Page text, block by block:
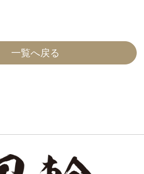
一覧へ戻る